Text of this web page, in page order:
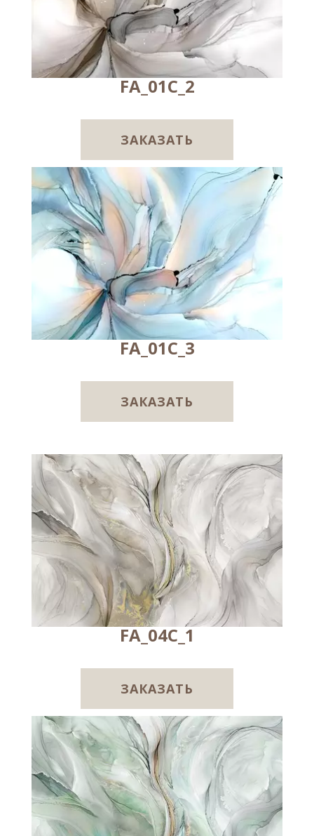
FA_01C_2
ЗАКАЗАТЬ
FA_01C_3
ЗАКАЗАТЬ
FA_04C_1
ЗАКАЗАТЬ